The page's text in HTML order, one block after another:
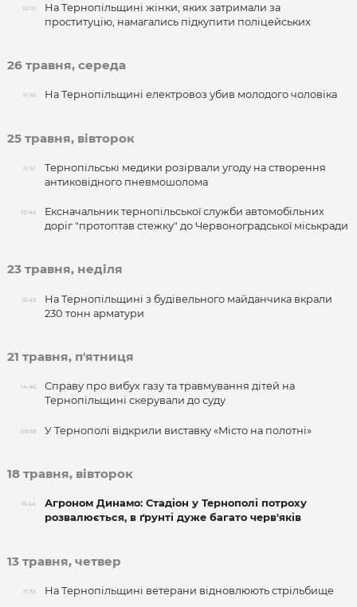
15:10
На Тернопільщині жінки, яких затримали за
проституцію, намагались підкупити поліцейських
26 травня, середа
11:56 На Тернопільщині електровоз убив молодого чоловіка
25 травня, вівторок
11:41
Тернопільські медики розірвали угоду на створення
антиковідного пневмошолома
10:46
Ексначальник тернопільської служби автомобільних
доріг "протоптав стежку" до Червоноградської міськради
23 травня, неділя
16:43
На Тернопільщині з будівельного майданчика вкрали
230 тонн арматури
21 травня, п'ятниця
14:46
Справу про вибух газу та травмування дітей на
Тернопільщині скерували до суду
09:59 У Тернополі відкрили виставку «Місто на полотні»
18 травня, вівторок
16:44
Агроном Динамо: Стадіон у Тернополі потроху
розвалюється, в ґрунті дуже багато черв'яків
13 травня, четвер
11:33 На Тернопільщині ветерани відновлюють стрільбище